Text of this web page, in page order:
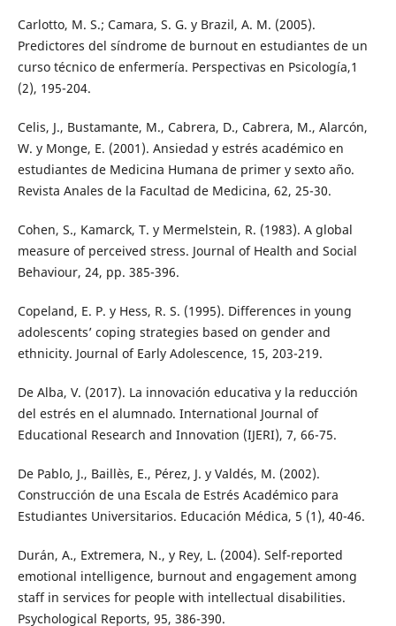
Carlotto, M. S.; Camara, S. G. y Brazil, A. M. (2005).
Predictores del síndrome de burnout en estudiantes de un
curso técnico de enfermería. Perspectivas en Psicología,1
(2), 195-204.
Celis, J., Bustamante, M., Cabrera, D., Cabrera, M., Alarcón,
W. y Monge, E. (2001). Ansiedad y estrés académico en
estudiantes de Medicina Humana de primer y sexto año.
Revista Anales de la Facultad de Medicina, 62, 25-30.
Cohen, S., Kamarck, T. y Mermelstein, R. (1983). A global
measure of perceived stress. Journal of Health and Social
Behaviour, 24, pp. 385-396.
Copeland, E. P. y Hess, R. S. (1995). Differences in young
adolescents’ coping strategies based on gender and
ethnicity. Journal of Early Adolescence, 15, 203-219.
De Alba, V. (2017). La innovación educativa y la reducción
del estrés en el alumnado. International Journal of
Educational Research and Innovation (IJERI), 7, 66-75.
De Pablo, J., Baillès, E., Pérez, J. y Valdés, M. (2002).
Construcción de una Escala de Estrés Académico para
Estudiantes Universitarios. Educación Médica, 5 (1), 40-46.
Durán, A., Extremera, N., y Rey, L. (2004). Self-reported
emotional intelligence, burnout and engagement among
staff in services for people with intellectual disabilities.
Psychological Reports, 95, 386-390.